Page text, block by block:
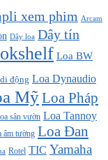
xem phim Arcam
Dây loa Dây tín
Loa BW
động Loa Dynaudio
MỹLoa Pháp
sân vườn Loa Tannoy
âm tường Loa Đan
Rotel TIC Yamaha